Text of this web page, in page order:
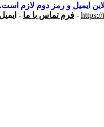
ایمیل و رمز دوم لازم است.
- فرم تماس با ما - ایمیل